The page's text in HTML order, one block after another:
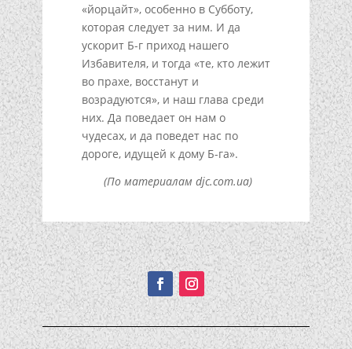
«йорцайт», особенно в Субботу,
которая следует за ним. И да
ускорит Б-г приход нашего
Избавителя, и тогда «те, кто лежит
во прахе, восстанут и
возрадуются», и наш глава среди
них. Да поведает он нам о
чудесах, и да поведет нас по
дороге, идущей к дому Б-га».
(По материалам djc.com.ua)
Подписывайтесь!